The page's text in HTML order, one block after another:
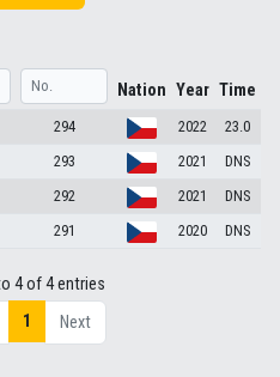
Nation Year Time
294 2022
23.0
293 2021
DNS
292 2021
DNS
291 2020 DNS
4 of 4 entries
1 Next